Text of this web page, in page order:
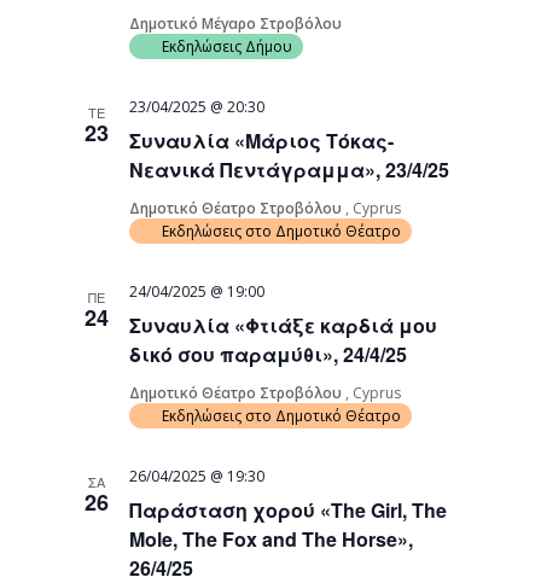
Δημοτικό Μέγαρο Στροβόλου
Εκδηλώσεις Δήμου
ΤΕ
23
Συναυλία «Μάριος Τόκας-
Νεανικά Πεντάγραμμα», 23/4/25
23/04/2025 @ 20:30
Δημοτικό Θέατρο Στροβόλου , Cyprus
Εκδηλώσεις στο Δημοτικό Θέατρο
ΠΕ
24
Συναυλία «Φτιάξε καρδιά μου
δικό σου παραμύθι», 24/4/25
24/04/2025 @ 19:00
Δημοτικό Θέατρο Στροβόλου , Cyprus
Εκδηλώσεις στο Δημοτικό Θέατρο
ΣΑ
26
Παράσταση χορού «The Girl, The
Mole, The Fox and The Horse»,
26/4/25
26/04/2025 @ 19:30